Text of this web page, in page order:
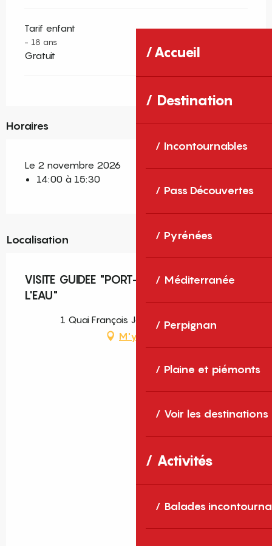
Accueil
Destination
Incontournables
Pass Découvertes
Pyrénées
Méditerranée
Perpignan
Plaine et piémonts
Voir les destinations
Activités
Balades
Tarif enfant
- 18 ans
Gratuit
Horaires
Le 2 novembre 2026
14:00 à 15:30
Localisation
VISITE GUIDEE "PORT-VENDRES AU FIL DE
L'EAU"
1 Quai François Joly, Port-Vendres
M'y rendre